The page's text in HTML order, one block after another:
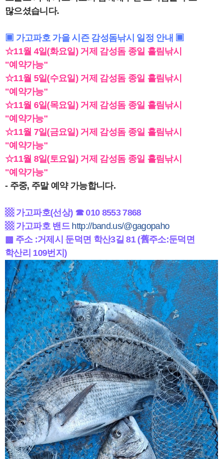
많으셨습니다.
▣ 가고파호 가을 시즌 감성돔낚시 일정 안내 ▣
☆11월 4일(화요일) 거제 감성돔 종일 흘림낚시
"예약가능"
☆11월 5일(수요일) 거제 감성돔 종일 흘림낚시
"예약가능"
☆11월 6일(목요일) 거제 감성돔 종일 흘림낚시
"예약가능"
☆11월 7일(금요일) 거제 감성돔 종일 흘림낚시
"예약가능"
☆11월 8일(토요일) 거제 감성돔 종일 흘림낚시
"예약가능"
- 주중, 주말 예약 가능합니다.
▩ 가고파호(선상) ☎010 8553 7868
▩ 가고파호 밴드 http://band.us/@gagopaho
▩ 주소 :거제시 둔덕면 학산3길 81 (舊주소:둔덕면
학산리 109번지)